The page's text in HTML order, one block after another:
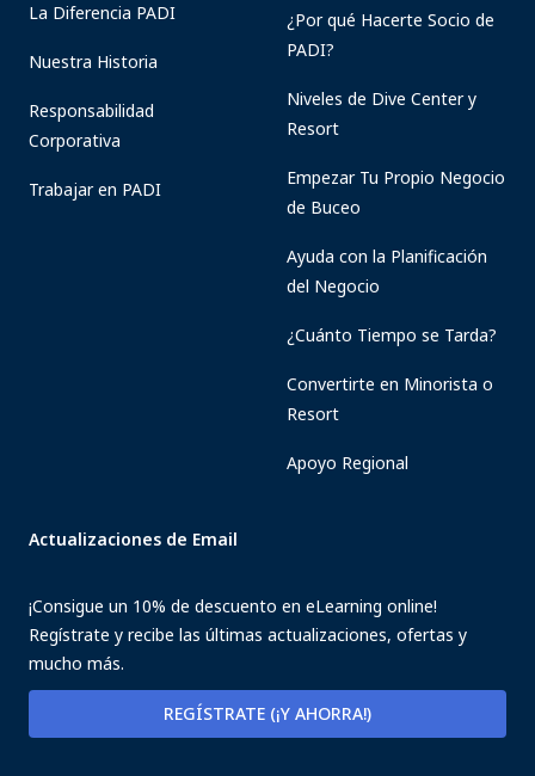
La Diferencia PADI
Nuestra Historia
Responsabilidad
Corporativa
Trabajar en PADI
¿Por qué Hacerte Socio de
PADI?
Niveles de Dive Center y
Resort
Empezar Tu Propio Negocio
de Buceo
Ayuda con la Planificación
del Negocio
¿Cuánto Tiempo se Tarda?
Convertirte en Minorista o
Resort
Apoyo Regional
Actualizaciones de Email
¡Consigue un 10% de descuento en eLearning online!
Regístrate y recibe las últimas actualizaciones, ofertas y
mucho más.
REGÍSTRATE (¡Y AHORRA!)